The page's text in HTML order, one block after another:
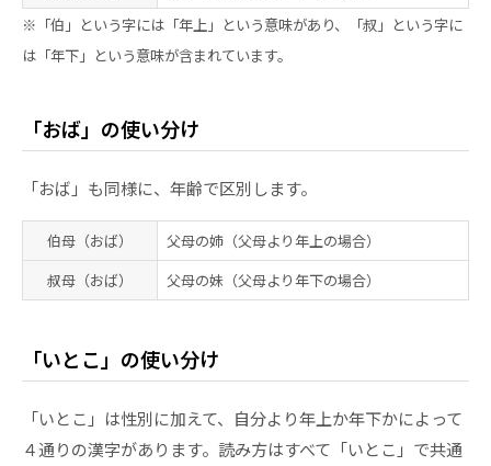
※「伯」という字には「年上」という意味があり、「叔」という字に
は「年下」という意味が含まれています。
「おば」の使い分け
「おば」も同様に、年齢で区別します。
伯母 （おば）
父母の姉（父母より年上の場合）
叔母 （おば） 父母の妹（父母より年下の場合）
「いとこ」の使い分け
「いとこ」は性別に加えて、自分より年上か年下かによって
４通りの漢字があります。読み方はすべて「いとこ」で共通